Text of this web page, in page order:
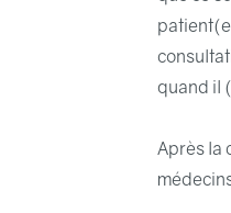
quand il
Après la